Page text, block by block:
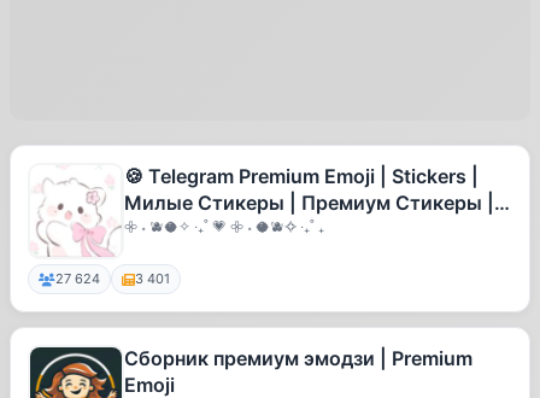
🍪 Telegram Premium Emoji | Stickers |
Милые Стикеры | Премиум Стикеры |
Cute Stickers | Cute emoji 🍪
𖧷 ˖ 🫐🥥✧ ‧₊˚ 💗 𖧷 ˖ 🥥🫐✧ ‧₊˚ ₊
27 624 3 401
Сборник премиум эмодзи | Premium
Emoji